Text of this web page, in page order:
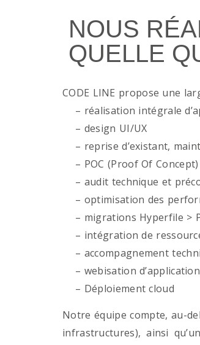
NOUS
QUELLE
CODE LINE propose une
– réalisation intégrale
– design UI/UX
– reprise d’existant,
– POC (Proof Of Concept)
– audit technique et
– optimisation des
– migrations Hyperfile >
– intégration de
– accompagnement
– webisation
– Déploiement cloud
Notre équipe compte, au-
infrastructures), ainsi